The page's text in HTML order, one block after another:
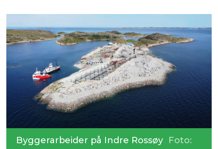
Byggerarbeider på Indre Rossøy Foto: